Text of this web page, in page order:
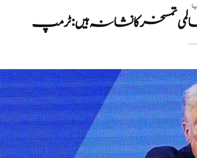
تمسخر کا نشانہ ہیں: ٹرمپ